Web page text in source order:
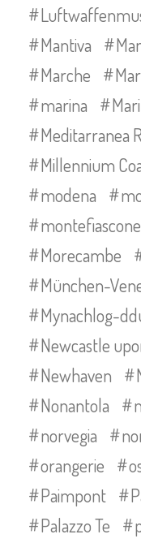
Mantiva
Marche
marina
Meditarranea
Millennium
modena
montefiascone
Morecambe
München-
Mynachlog-
Newcastle
Newhaven
Nonantola
norvegia
orangerie
Paimpont
Palazzo Te